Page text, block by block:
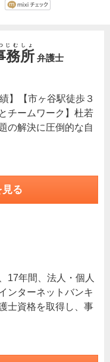
務所
じむしょ
弁護士
】【市ヶ谷駅徒歩３
チームワーク】杜若
の解決に圧倒的な自
る
17年間、法人・個人
ンターネットバンキ
士資格を取得し、事